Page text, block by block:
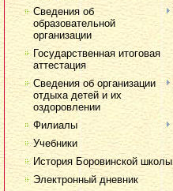
Сведения об
образовательной
организации
Государственная итоговая
аттестация
Сведения об организации
отдыха детей и их
оздоровлении
Филиалы
Учебники
История Боровинской школы
Электронный дневник